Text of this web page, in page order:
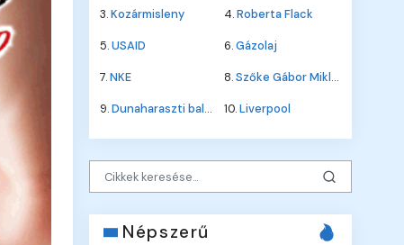
3.Kozármisleny 4.Roberta Flack
5.USAID 6.Gázolaj
7.NKE 8.Szőke Gábor Miklós
9.Dunaharaszti baleset 10.Liverpool
Népszerű